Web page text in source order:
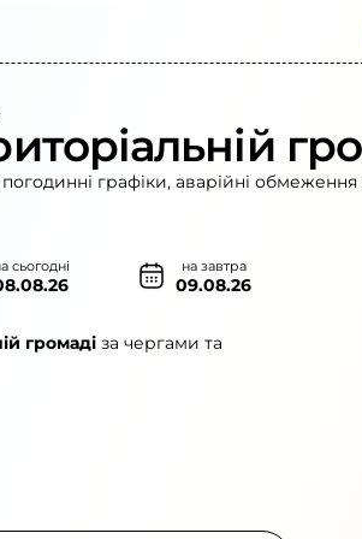
графіки, аварійні
сьогодні на завтра
09.08.26
громаді за чергами та